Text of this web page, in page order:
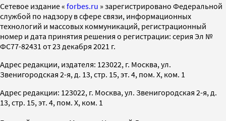
Cетевое издание « forbes.ru » зарегистрировано Федеральной
службой по надзору в сфере связи, информационных
технологий и массовых коммуникаций, регистрационный
номер и дата принятия решения о регистрации: серия Эл №
ФС77-82431 от 23 декабря 2021 г.
Адрес редакции, издателя: 123022, г. Москва, ул.
Звенигородская 2-я, д. 13, стр. 15, эт. 4, пом. X, ком. 1
Адрес редакции: 123022, г. Москва, ул. Звенигородская 2-я, д.
13, стр. 15, эт. 4, пом. X, ком. 1